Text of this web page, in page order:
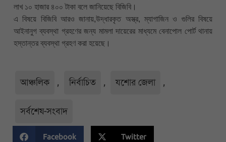
লাখ ১০ হাজার ৪০০ টাকা বলে জানিয়েছে বিজিবি।
এ বিষয়ে বিজিবি আরও জানায়,উদ্ধারকৃত অস্ত্র, ম্যাগাজিন ও গুলির বিষয়ে
আইনানুগ ব্যবস্থা গ্রহণের জন্য মামলা দায়েরের মাধ্যমে বেনাপোল পোর্ট থানায়
হস্তান্তর ব্যবস্থা গ্রহণ করা হয়েছে।
আঞ্চলিক , নির্বাচিত , যশোর জেলা ,
সর্বশেষ-সংবাদ
Facebook Twitter